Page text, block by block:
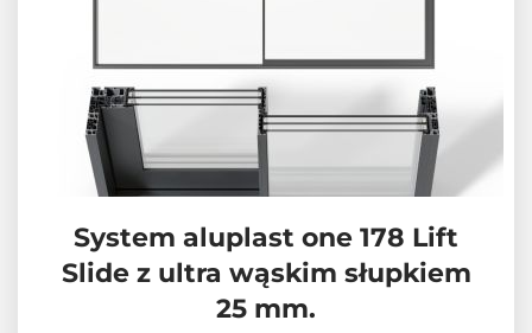
System aluplast one 178 Lift
Slide z ultra wąskim słupkiem
25 mm.